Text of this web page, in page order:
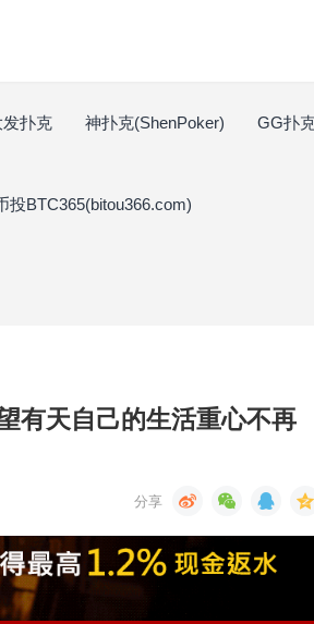
发扑克 神扑克(ShenPoker) GG扑
投BTC365(bitou366.com)
有天自己的生活重心不再